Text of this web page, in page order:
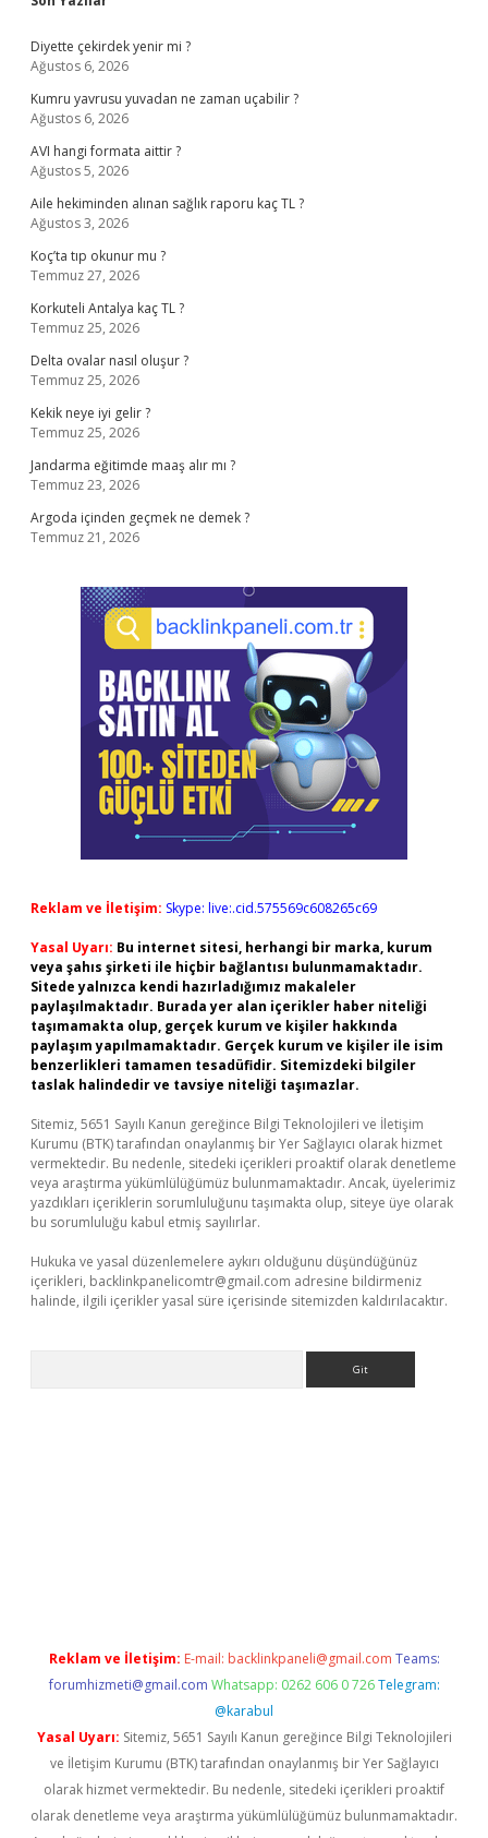
Sidebar
Diyette çekirdek yenir mi ?
Ağustos 6, 2026
Kumru yavrusu yuvadan ne zaman uçabilir ?
Ağustos 6, 2026
AVI hangi formata aittir ?
Ağustos 5, 2026
Aile hekiminden alınan sağlık raporu kaç TL ?
Ağustos 3, 2026
Koç’ta tıp okunur mu ?
Temmuz 27, 2026
Korkuteli Antalya kaç TL ?
Temmuz 25, 2026
Delta ovalar nasıl oluşur ?
Temmuz 25, 2026
Kekik neye iyi gelir ?
Temmuz 25, 2026
Jandarma eğitimde maaş alır mı ?
Temmuz 23, 2026
Argoda içinden geçmek ne demek ?
Temmuz 21, 2026
Reklam ve İletişim: Skype: live:.cid.575569c608265c69
Yasal Uyarı: Bu internet sitesi, herhangi bir marka, kurum
veya şahıs şirketi ile hiçbir bağlantısı bulunmamaktadır.
Sitede yalnızca kendi hazırladığımız makaleler
paylaşılmaktadır. Burada yer alan içerikler haber niteliği
taşımamakta olup, gerçek kurum ve kişiler hakkında
paylaşım yapılmamaktadır. Gerçek kurum ve kişiler ile isim
benzerlikleri tamamen tesadüfidir. Sitemizdeki bilgiler
taslak halindedir ve tavsiye niteliği taşımazlar.
Sitemiz, 5651 Sayılı Kanun gereğince Bilgi Teknolojileri ve İletişim
Kurumu (BTK) tarafından onaylanmış bir Yer Sağlayıcı olarak hizmet
vermektedir. Bu nedenle, sitedeki içerikleri proaktif olarak denetleme
veya araştırma yükümlülüğümüz bulunmamaktadır. Ancak, üyelerimiz
yazdıkları içeriklerin sorumluluğunu taşımakta olup, siteye üye olarak
bu sorumluluğu kabul etmiş sayılırlar.
Hukuka ve yasal düzenlemelere aykırı olduğunu düşündüğünüz
içerikleri, backlinkpanelicomtr@gmail.com adresine bildirmeniz
halinde, ilgili içerikler yasal süre içerisinde sitemizden kaldırılacaktır.
Reklam ve İletişim: E-mail: backlinkpaneli@gmail.com Teams:
forumhizmeti@gmail.com Whatsapp: 0262 606 0 726 Telegram:
@karabul
Yasal Uyarı: Sitemiz, 5651 Sayılı Kanun gereğince Bilgi Teknolojileri
ve İletişim Kurumu (BTK) tarafından onaylanmış bir Yer Sağlayıcı
olarak hizmet vermektedir. Bu nedenle, sitedeki içerikleri proaktif
olarak denetleme veya araştırma yükümlülüğümüz bulunmamaktadır.